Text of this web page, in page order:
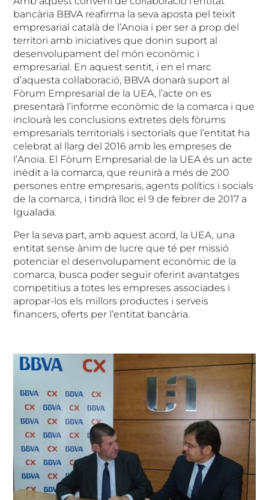
bancària BBVA reafirma la seva aposta pel teixit
empresarial català de l’Anoia i per ser a prop del
territori amb iniciatives que donin suport al
desenvolupament del món econòmic i
empresarial. En aquest sentit, i en el marc
d’aquesta col·laboració, BBVA donarà suport al
Fòrum Empresarial de la UEA, l’acte on es
presentarà l’informe econòmic de la comarca i que
inclourà les conclusions extretes dels fòrums
empresarials territorials i sectorials que l’entitat ha
celebrat al llarg del 2016 amb les empreses de
l’Anoia. El Fòrum Empresarial de la UEA és un acte
inèdit a la comarca, que reunirà a més de 200
persones entre empresaris, agents polítics i socials
de la comarca, i tindrà lloc el 9 de febrer de 2017 a
Igualada.
Per la seva part, amb aquest acord, la UEA, una
entitat sense ànim de lucre que té per missió
potenciar el desenvolupament econòmic de la
comarca, busca poder seguir oferint avantatges
competitius a totes les empreses associades i
apropar-los els millors productes i serveis
financers, oferts per l’entitat bancària.